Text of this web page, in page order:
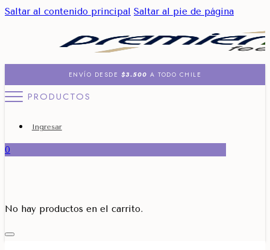
Saltar al contenido principal Saltar al pie de página
ENVÍO DESDE $3.500 A TODO CHILE
PRODUCTOS
Ingresar
0
No hay productos en el carrito.